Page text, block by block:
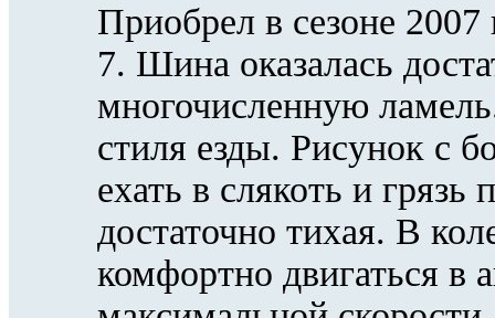
Приобрел в сезоне
7. Шина оказалась
многочисленную
стиля езды. Рисунок с
ехать в слякоть и
достаточно тихая. В
комфортно двигаться в